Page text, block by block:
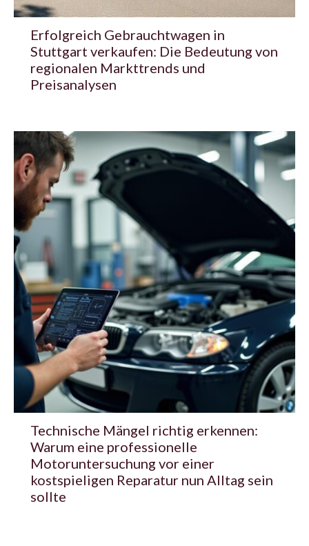
Erfolgreich Gebrauchtwagen in
Stuttgart verkaufen: Die Bedeutung von
regionalen Markttrends und
Preisanalysen
Technische Mängel richtig erkennen:
Warum eine professionelle
Motoruntersuchung vor einer
kostspieligen Reparatur nun Alltag sein
sollte